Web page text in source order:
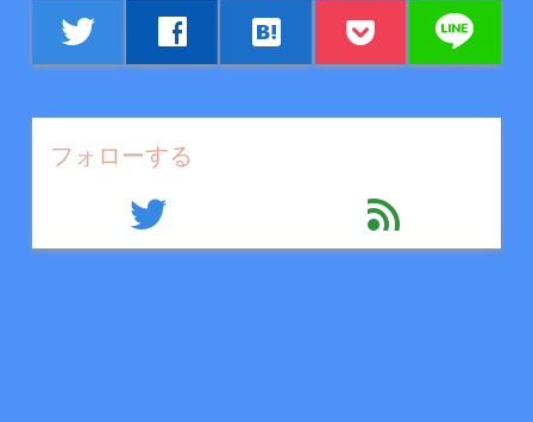
twitter facebook hatenabookmark line
フォローする
twitter feed